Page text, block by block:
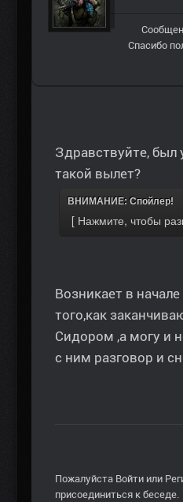
Спасибо
Здравствуйте, был
такой вылет?
ВНИМАНИЕ: Спойлер!
Возникает в
того,как
Сидором ,а могу и
с ним разговор и
Пожалуйста Войти или
присоединиться к беседе.